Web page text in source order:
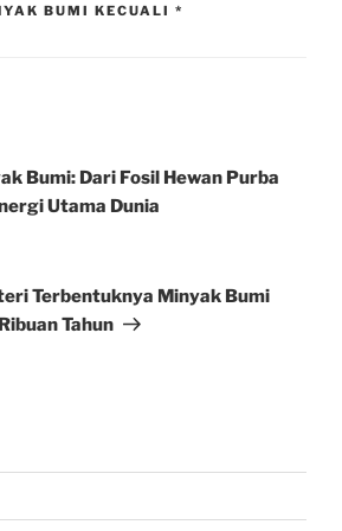
BUMI KECUALI *
Bumi: Dari Fosil Hewan Purba
Utama Dunia
Terbentuknya Minyak Bumi
Tahun